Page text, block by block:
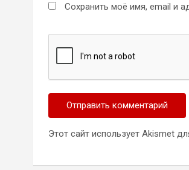
Сохранить моё имя, email и
Этот сайт использует Akismet